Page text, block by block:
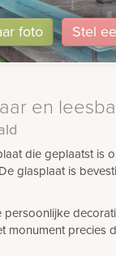
foto Stel
en
die geplaatst is
glasplaat is
monument precies